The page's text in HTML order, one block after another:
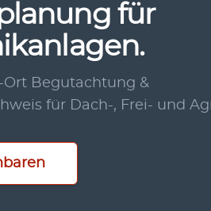
für
Ort Begutachtung &
für Dach-, Frei- und